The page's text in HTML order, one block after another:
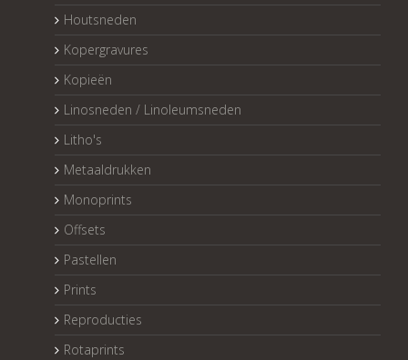
Houtsneden
Kopergravures
Kopieën
Linosneden / Linoleumsneden
Litho's
Metaaldrukken
Monoprints
Offsets
Pastellen
Prints
Reproducties
Rotaprints